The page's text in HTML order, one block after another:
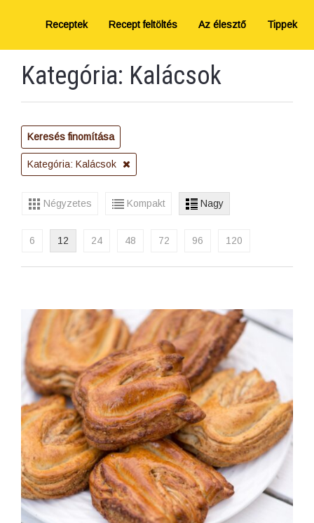
Receptek Recept feltöltés Az élesztő Tippek
Kategória: Kalácsok
Keresés finomítása
Kategória: Kalácsok
Négyzetes Kompakt Nagy
6 12 24 48 72 96 120